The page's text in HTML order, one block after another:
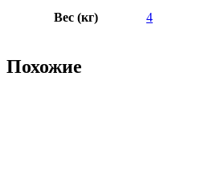
Вес (кг) 4
Похожие